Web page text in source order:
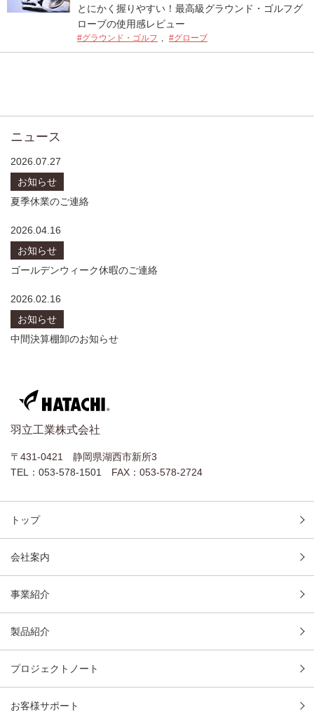
とにかく握りやすい！最高級グラウンド・ゴルフグ
ローブの使用感レビュー
#グラウンド・ゴルフ #グローブ
ニュース
2026.07.27
お知らせ
夏季休業のご連絡
2026.04.16
お知らせ
ゴールデンウィーク休暇のご連絡
2026.02.16
お知らせ
中間決算棚卸のお知らせ
羽立工業株式会社
〒431-0421 静岡県湖西市新所3
TEL：053-578-1501
FAX：053-578-2724
トップ
会社案内
事業紹介
製品紹介
プロジェクトノート
お客様サポート